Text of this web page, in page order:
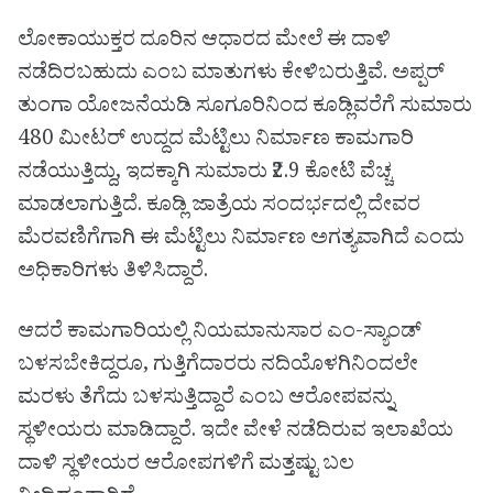
ಲೋಕಾಯುಕ್ತರ ದೂರಿನ ಆಧಾರದ ಮೇಲೆ ಈ ದಾಳಿ
ನಡೆದಿರಬಹುದು ಎಂಬ ಮಾತುಗಳು ಕೇಳಿಬರುತ್ತಿವೆ. ಅಪ್ಪರ್
ತುಂಗಾ ಯೋಜನೆಯಡಿ ಸೂಗೂರಿನಿಂದ ಕೂಡ್ಲಿವರೆಗೆ ಸುಮಾರು
480 ಮೀಟರ್ ಉದ್ದದ ಮೆಟ್ಟಿಲು ನಿರ್ಮಾಣ ಕಾಮಗಾರಿ
ನಡೆಯುತ್ತಿದ್ದು, ಇದಕ್ಕಾಗಿ ಸುಮಾರು ₹2.9 ಕೋಟಿ ವೆಚ್ಚ
ಮಾಡಲಾಗುತ್ತಿದೆ. ಕೂಡ್ಲಿ ಜಾತ್ರೆಯ ಸಂದರ್ಭದಲ್ಲಿ ದೇವರ
ಮೆರವಣಿಗೆಗಾಗಿ ಈ ಮೆಟ್ಟಿಲು ನಿರ್ಮಾಣ ಅಗತ್ಯವಾಗಿದೆ ಎಂದು
ಅಧಿಕಾರಿಗಳು ತಿಳಿಸಿದ್ದಾರೆ.
ಆದರೆ ಕಾಮಗಾರಿಯಲ್ಲಿ ನಿಯಮಾನುಸಾರ ಎಂ-ಸ್ಯಾಂಡ್
ಬಳಸಬೇಕಿದ್ದರೂ, ಗುತ್ತಿಗೆದಾರರು ನದಿಯೊಳಗಿನಿಂದಲೇ
ಮರಳು ತೆಗೆದು ಬಳಸುತ್ತಿದ್ದಾರೆ ಎಂಬ ಆರೋಪವನ್ನು
ಸ್ಥಳೀಯರು ಮಾಡಿದ್ದಾರೆ. ಇದೇ ವೇಳೆ ನಡೆದಿರುವ ಇಲಾಖೆಯ
ದಾಳಿ ಸ್ಥಳೀಯರ ಆರೋಪಗಳಿಗೆ ಮತ್ತಷ್ಟು ಬಲ